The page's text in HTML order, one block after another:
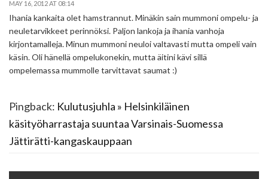
MAY 16, 2012 AT 08:14
Ihania kankaita olet hamstrannut. Minäkin sain mummoni ompelu- ja
neuletarvikkeet perinnöksi. Paljon lankoja ja ihania vanhoja
kirjontamalleja. Minun mummoni neuloi valtavasti mutta ompeli vain
käsin. Oli hänellä ompelukonekin, mutta äitini kävi sillä
ompelemassa mummolle tarvittavat saumat :)
Pingback: Kulutusjuhla » Helsinkiläinen
käsityöharrastaja suuntaa Varsinais-Suomessa
Jättirätti-kangaskauppaan